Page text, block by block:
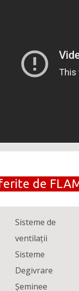
de
Sisteme de
ventilaţii
Sisteme
Degivrare
Şeminee